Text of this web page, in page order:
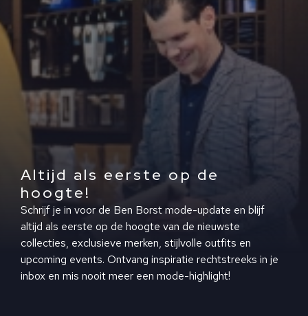
Altijd als eerste op de
hoogte!
Schrijf je in voor de Ben Borst mode-update en blijf
altijd als eerste op de hoogte van de nieuwste
collecties, exclusieve merken, stijlvolle outfits en
upcoming events. Ontvang inspiratie rechtstreeks in je
inbox en mis nooit meer een mode-highlight!